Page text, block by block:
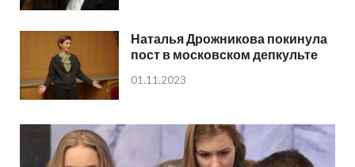
Наталья Дрожникова покинула
пост в московском депкульте
01.11.2023